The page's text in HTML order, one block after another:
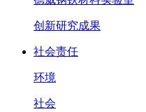
创新研究成果
社会责任
环境
社会